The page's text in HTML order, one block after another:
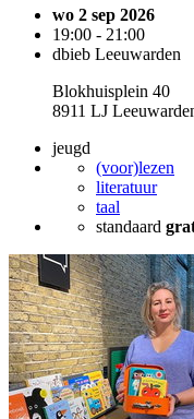
wo 2 sep 2026
19:00 - 21:00
dbieb Leeuwarden
Blokhuisplein 40
8911 LJ
jeugd
(voor)lezen
literatuur
taal
standaard